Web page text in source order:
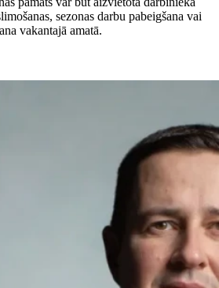
sezonas darbu pabeigšana vai
vakantajā amatā.